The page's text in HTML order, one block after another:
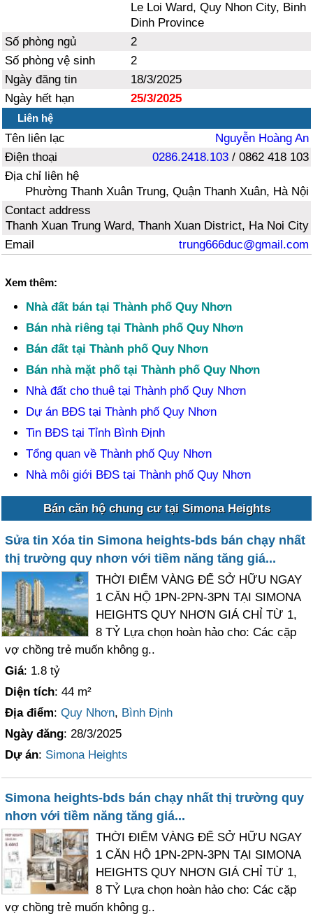
Le Loi Ward, Quy Nhon City, Binh
Dinh Province
Số phòng ngủ
2
Số phòng vệ sinh
2
Ngày đăng tin
18/3/2025
Ngày hết hạn
25/3/2025
Liên hệ
Tên liên lạc
Nguyễn Hoàng An
Điện thoại
0286.2418.103/ 0862 418 103
Địa chỉ liên hệ
Phường Thanh Xuân Trung, Quận Thanh Xuân, Hà Nội
Contact address
Thanh Xuan Trung Ward, Thanh Xuan District, Ha Noi City
Email
trung666duc@gmail.com
Xem thêm:
Nhà đất bán tại Thành phố Quy Nhơn
Bán nhà riêng tại Thành phố Quy Nhơn
Bán đất tại Thành phố Quy Nhơn
Bán nhà mặt phố tại Thành phố Quy Nhơn
Nhà đất cho thuê tại Thành phố Quy Nhơn
Dự án BĐS tại Thành phố Quy Nhơn
Tin BĐS tại Tỉnh Bình Định
Tổng quan về Thành phố Quy Nhơn
Nhà môi giới BĐS tại Thành phố Quy Nhơn
Bán căn hộ chung cư tại Simona Heights
Sửa tin Xóa tin Simona heights-bds bán chạy nhất
thị trường quy nhơn với tiềm năng tăng giá...
THỜI ĐIỂM VÀNG ĐỂ SỞ HỮU NGAY
1 CĂN HỘ 1PN-2PN-3PN TẠI SIMONA
HEIGHTS QUY NHƠN GIÁ CHỈ TỪ 1,
8 TỶ Lựa chọn hoàn hảo cho: Các cặp
vợ chồng trẻ muốn không g..
Giá: 1.8 tỷ
Diện tích: 44 m²
Địa điểm:Quy Nhơn, Bình Định
Ngày đăng: 28/3/2025
Dự án: Simona Heights
Simona heights-bds bán chạy nhất thị trường quy
nhơn với tiềm năng tăng giá...
THỜI ĐIỂM VÀNG ĐỂ SỞ HỮU NGAY
1 CĂN HỘ 1PN-2PN-3PN TẠI SIMONA
HEIGHTS QUY NHƠN GIÁ CHỈ TỪ 1,
8 TỶ Lựa chọn hoàn hảo cho: Các cặp
vợ chồng trẻ muốn không g..